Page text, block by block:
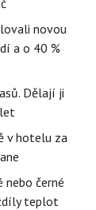
novou
a o 40 %
Dělají ji
v hotelu za
černé
teplot